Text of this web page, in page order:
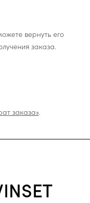
вернуть его
заказа.
заказа».